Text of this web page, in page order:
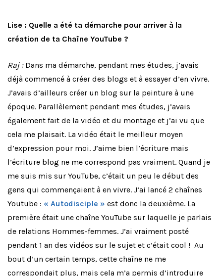
Lise : Quelle a été ta démarche pour arriver à la
création de ta Chaîne YouTube ?
Raj : Dans ma démarche, pendant mes études, j’avais
déjà commencé à créer des blogs et à essayer d’en vivre.
J’avais d’ailleurs créer un blog sur la peinture à une
époque. Parallèlement pendant mes études, j’avais
également fait de la vidéo et du montage et j’ai vu que
cela me plaisait. La vidéo était le meilleur moyen
d’expression pour moi. J’aime bien l’écriture mais
l’écriture blog ne me correspond pas vraiment. Quand je
me suis mis sur YouTube, c’était un peu le début des
gens qui commençaient à en vivre. J’ai lancé 2 chaînes
Youtube : « Autodisciple » est donc la deuxième. La
première était une chaîne YouTube sur laquelle je parlais
de relations Hommes-femmes. J’ai vraiment posté
pendant 1 an des vidéos sur le sujet et c’était cool ! Au
bout d’un certain temps, cette chaîne ne me
correspondait plus, mais cela m’a permis d’introduire